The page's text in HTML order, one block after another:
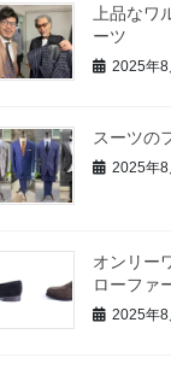
上品なワ
ーツ
2025年8
スーツの
2025年8
オンリー
ローファ
2025年8